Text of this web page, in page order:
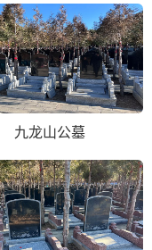
九龙山公墓